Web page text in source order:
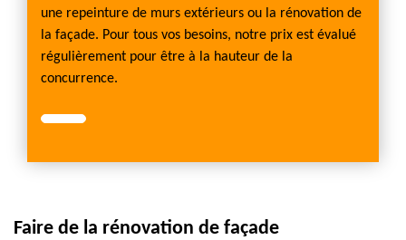
une repeinture de murs extérieurs ou la rénovation de
la façade. Pour tous vos besoins, notre prix est évalué
régulièrement pour être à la hauteur de la
concurrence.
Faire de la rénovation de façade